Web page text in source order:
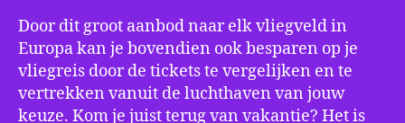
Door dit groot aanbod naar elk vliegveld in
Europa kan je bovendien ook besparen op je
vliegreis door de tickets te vergelijken en te
vertrekken vanuit de luchthaven van jouw
keuze. Kom je juist terug van vakantie? Het is